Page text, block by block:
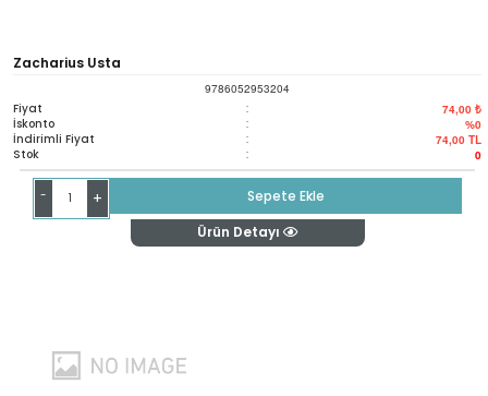
Zacharius Usta
9786052953204
Fiyat : 74,00 ₺
İskonto : %0
İndirimli Fiyat : 74,00 TL
Stok : 0
- +
Sepete Ekle
Ürün Detayı